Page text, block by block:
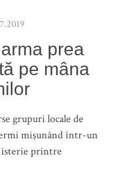
prea
pe mâna
grupuri locale de
mişunând într-un
isterie printre